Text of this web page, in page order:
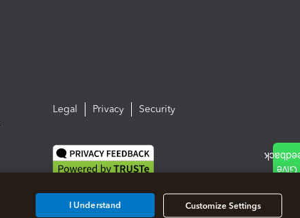
Legal Privacy Security
Customize Settings
I Understand